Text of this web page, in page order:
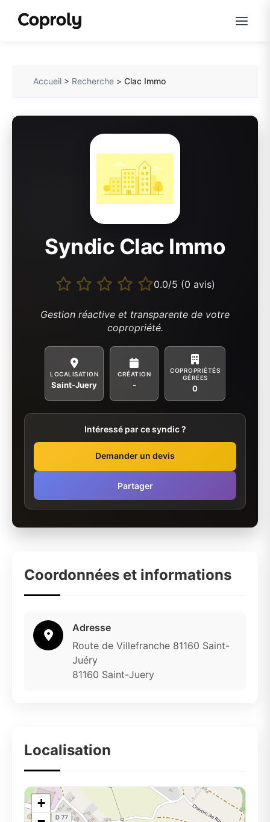
Accueil > Recherche >Clac Immo
Syndic Clac Immo
0.0/5 (0 avis)
Gestion réactive et transparente de votre
copropriété.
LOCALISATION
Saint-Juery
CRÉATION
-
COPROPRIÉTÉS
GÉRÉES
0
Intéressé par ce syndic ?
Demander un devis
Partager
Coordonnées et informations
Adresse
Route de Villefranche 81160 Saint-
Juéry
81160 Saint-Juery
Localisation
+